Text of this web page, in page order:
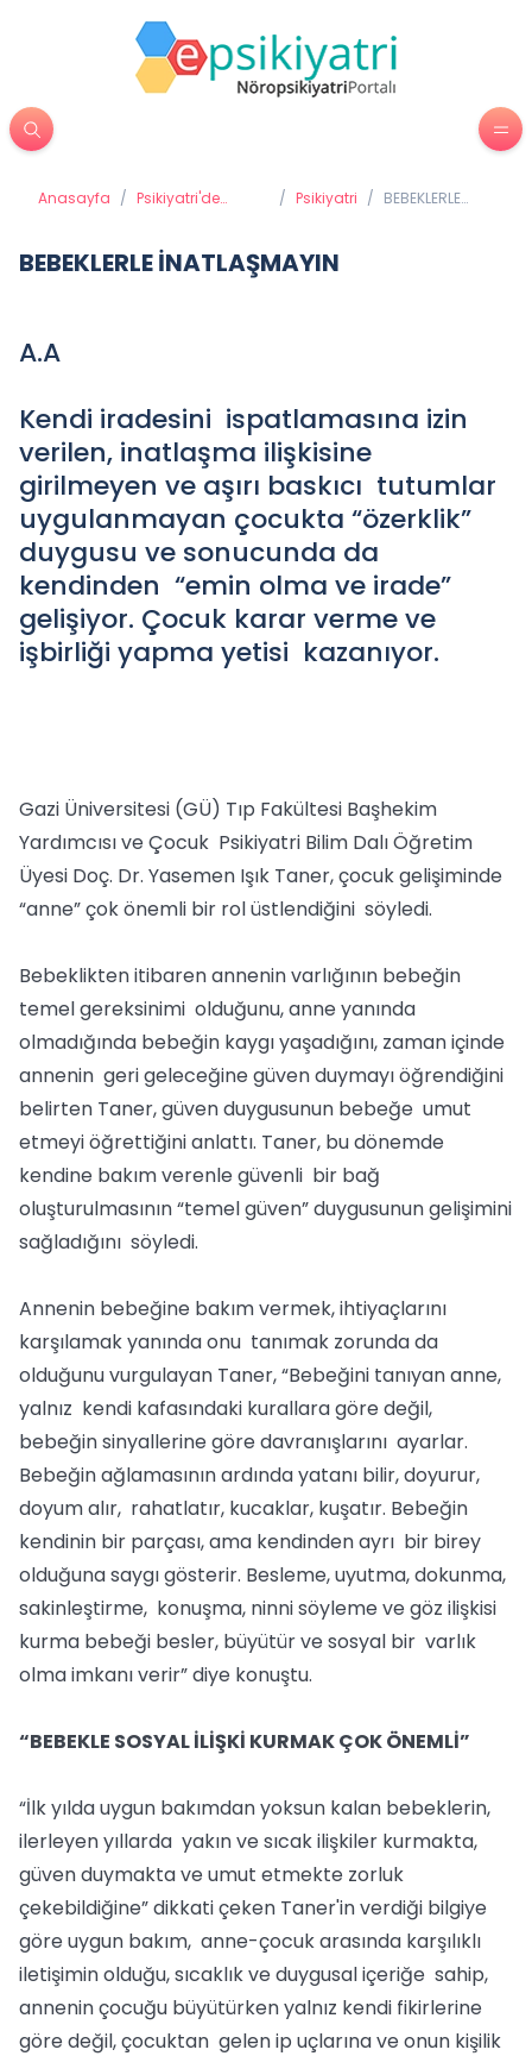
Anasayfa / Psikiyatri'de
/ Psikiyatri / BEBEKLERLE
BEBEKLERLE İNATLAŞMAYIN
A.A
Kendi iradesini ispatlamasına izin
verilen, inatlaşma ilişkisine
girilmeyen ve aşırı baskıcı tutumlar
uygulanmayan çocukta “özerklik”
duygusu ve sonucunda da
kendinden “emin olma ve irade”
gelişiyor. Çocuk karar verme ve
işbirliği yapma yetisi kazanıyor.
Gazi Üniversitesi (GÜ) Tıp Fakültesi Başhekim
Yardımcısı ve Çocuk Psikiyatri Bilim Dalı Öğretim
Üyesi Doç. Dr. Yasemen Işık Taner, çocuk gelişiminde
“anne” çok önemli bir rol üstlendiğini söyledi.
Bebeklikten itibaren annenin varlığının bebeğin
temel gereksinimi olduğunu, anne yanında
olmadığında bebeğin kaygı yaşadığını, zaman içinde
annenin geri geleceğine güven duymayı öğrendiğini
belirten Taner, güven duygusunun bebeğe umut
etmeyi öğrettiğini anlattı. Taner, bu dönemde
kendine bakım verenle güvenli bir bağ
oluşturulmasının “temel güven” duygusunun gelişimini
sağladığını söyledi.
Annenin bebeğine bakım vermek, ihtiyaçlarını
karşılamak yanında onu tanımak zorunda da
olduğunu vurgulayan Taner, “Bebeğini tanıyan anne,
yalnız kendi kafasındaki kurallara göre değil,
bebeğin sinyallerine göre davranışlarını ayarlar.
Bebeğin ağlamasının ardında yatanı bilir, doyurur,
doyum alır, rahatlatır, kucaklar, kuşatır. Bebeğin
kendinin bir parçası, ama kendinden ayrı bir birey
olduğuna saygı gösterir. Besleme, uyutma, dokunma,
sakinleştirme, konuşma, ninni söyleme ve göz ilişkisi
kurma bebeği besler, büyütür ve sosyal bir varlık
olma imkanı verir” diye konuştu.
“BEBEKLE SOSYAL İLİŞKİ KURMAK ÇOK ÖNEMLİ”
“İlk yılda uygun bakımdan yoksun kalan bebeklerin,
ilerleyen yıllarda yakın ve sıcak ilişkiler kurmakta,
güven duymakta ve umut etmekte zorluk
çekebildiğine” dikkati çeken Taner'in verdiği bilgiye
göre uygun bakım, anne-çocuk arasında karşılıklı
iletişimin olduğu, sıcaklık ve duygusal içeriğe sahip,
annenin çocuğu büyütürken yalnız kendi fikirlerine
göre değil, çocuktan gelen ip uçlarına ve onun kişilik